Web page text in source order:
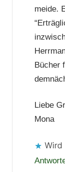
meide.
Bücher
Liebe
Mona